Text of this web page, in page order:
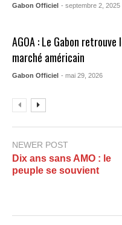
Gabon Officiel - septembre 2, 2025
AGOA : Le Gabon retrouve
marché américain
Gabon Officiel - mai 29, 2026
NEWER POST
Dix ans sans AMO : le
peuple se souvient